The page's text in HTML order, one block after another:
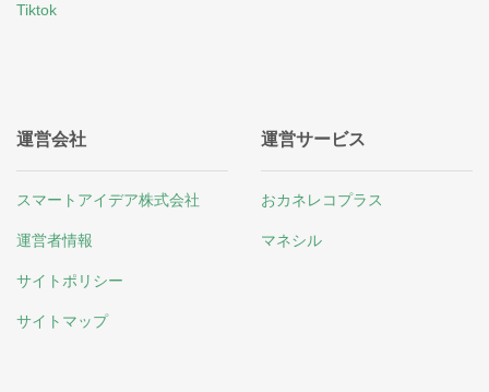
Tiktok
運営会社
スマートアイデア株式会社
運営者情報
サイトポリシー
サイトマップ
運営サービス
おカネレコプラス
マネシル